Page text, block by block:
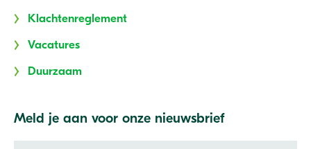
Klachtenreglement
Vacatures
Duurzaam
Meld je aan voor onze nieuwsbrief